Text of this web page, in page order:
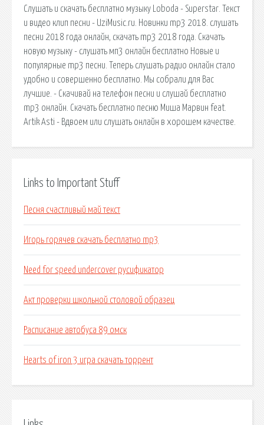
Слушать и скачать бесплатно музыку Loboda - Superstar. Текст
и видео клип песни - UziMusic.ru. Новинки mp3 2018. слушать
песни 2018 года онлайн, скачать mp3 2018 года. Скачать
новую музыку - слушать мп3 онлайн бесплатно Новые и
популярные mp3 песни. Теперь слушать радио онлайн стало
удобно и совершенно бесплатно. Мы собрали для Вас
лучшие. - Скачивай на телефон песни и слушай бесплатно
mp3 онлайн. Скачать бесплатно песню Миша Марвин feat.
Artik Asti - Вдвоем или слушать онлайн в хорошем качестве.
Links to Important Stuff
Песня счастливый май текст
Игорь горячев скачать бесплатно mp3
Need for speed undercover русификатор
Акт проверки школьной столовой образец
Расписание автобуса 89 омск
Hearts of iron 3 игра скачать торрент